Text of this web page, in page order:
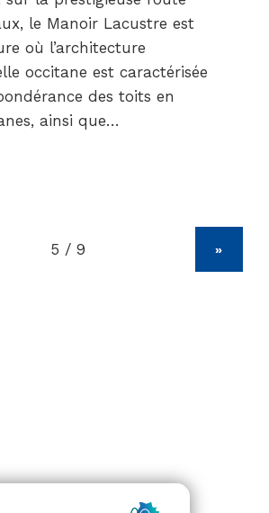
le Manoir Lacustre est
où l’architecture
occitane est caractérisée
des toits en
ainsi que…
»